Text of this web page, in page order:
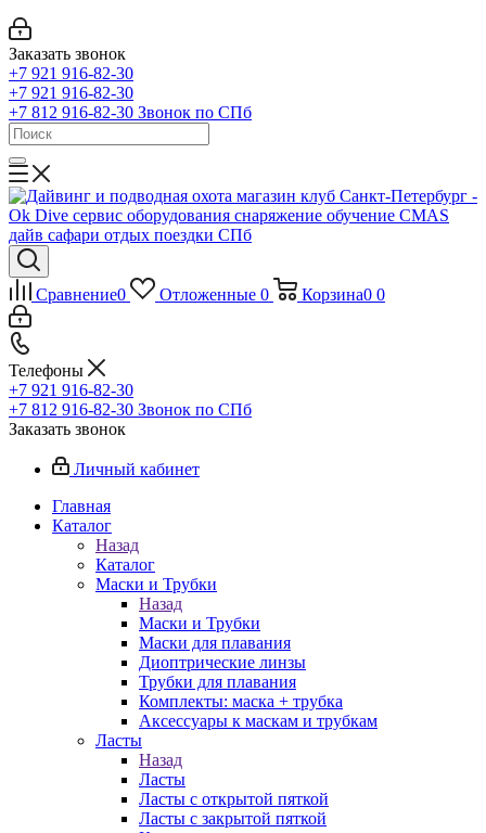
Заказать звонок
+7 921 916-82-30
+7 921 916-82-30
+7 812 916-82-30 Звонок по СПб
Сравнение0 Отложенные 0 Корзина0 0
Телефоны
+7 921 916-82-30
+7 812 916-82-30 Звонок по СПб
Заказать звонок
Личный кабинет
Главная
Каталог
Назад
Каталог
Маски и Трубки
Назад
Маски и Трубки
Маски для плавания
Диоптрические линзы
Трубки для плавания
Комплекты: маска + трубка
Аксессуары к маскам и трубкам
Ласты
Назад
Ласты
Ласты с открытой пяткой
Ласты с закрытой пяткой